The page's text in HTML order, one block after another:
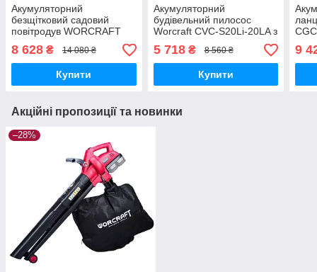
Акумуляторний
безщітковий садовий
повітродув WORCRAFT
CLB‑S40LiBA з АКБ 2(4А) і
ЗП, для прибирання пилу,
лисття
8 628 ₴ 14 080 ₴
Купити
Акумуляторний
будівельний пилосос
Worcraft CVC-S20Li-20LA з
5 718₴ 8 560 ₴
Купити
9
Акційні пропозиції та новинки
–28%